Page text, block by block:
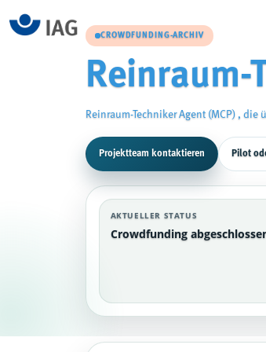
CROWDFUNDING-ARCHIV
Reinraum-
Reinraum-Techniker Agent (MCP) ,
Projektteam kontaktieren Pilot
AKTUELLER STATUS
Crowdfunding
Reinraum-Techniker Agent (MCP)